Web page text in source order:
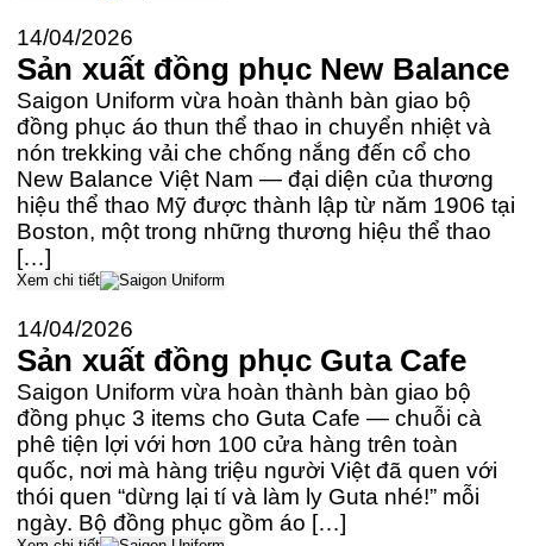
14/04/2026
Sản xuất đồng phục New Balance
Saigon Uniform vừa hoàn thành bàn giao bộ
đồng phục áo thun thể thao in chuyển nhiệt và
nón trekking vải che chống nắng đến cổ cho
New Balance Việt Nam — đại diện của thương
hiệu thể thao Mỹ được thành lập từ năm 1906 tại
Boston, một trong những thương hiệu thể thao
[…]
Xem chi tiết
14/04/2026
Sản xuất đồng phục Guta Cafe
Saigon Uniform vừa hoàn thành bàn giao bộ
đồng phục 3 items cho Guta Cafe — chuỗi cà
phê tiện lợi với hơn 100 cửa hàng trên toàn
quốc, nơi mà hàng triệu người Việt đã quen với
thói quen “dừng lại tí và làm ly Guta nhé!” mỗi
ngày. Bộ đồng phục gồm áo […]